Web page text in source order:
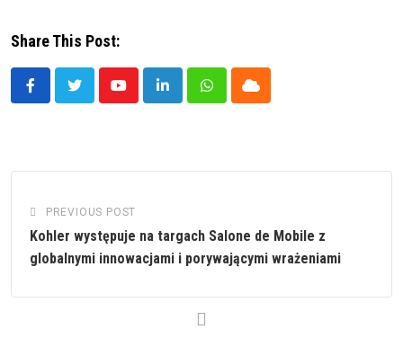
Share This Post:
YoutubeLinkedInWhatsappCloud
PREVIOUS POST
Kohler występuje na targach Salone de Mobile z
globalnymi innowacjami i porywającymi wrażeniami